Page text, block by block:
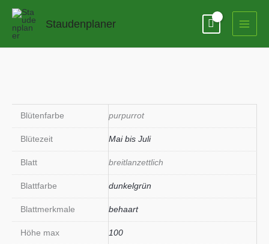
Zum
springen
Staudenplaner
Blütenfarbe purpurrot
Blütezeit Mai bis Juli
Blatt breitlanzettlich
Blattfarbe dunkelgrün
Blattmerkmale behaart
Höhe max 100